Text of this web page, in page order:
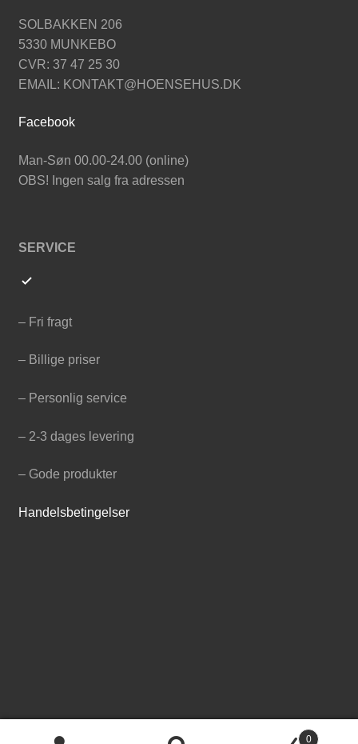
SOLBAKKEN 206
5330 MUNKEBO
CVR: 37 47 25 30
EMAIL: KONTAKT@HOENSEHUS.DK
Facebook
Man-Søn 00.00-24.00 (online)
OBS! Ingen salg fra adressen
SERVICE
– Fri fragt
– Billige priser
– Personlig service
– 2-3 dages levering
– Gode produkter
Handelsbetingelser
0